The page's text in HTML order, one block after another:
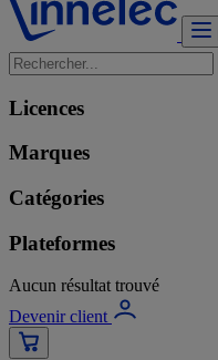
Licences
Marques
Catégories
Plateformes
Aucun résultat trouvé
Devenir client